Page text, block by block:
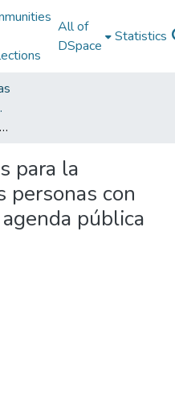
All of
DSpace
Statistics
Bases y propuestas para la participación de las personas con discapacidad en la agenda pública 2024-2027
para la
personas con
pública